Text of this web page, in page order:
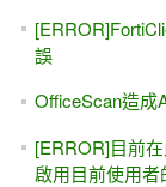
誤
OfficeScan造成
[ERROR]目前
啟用目前使用者